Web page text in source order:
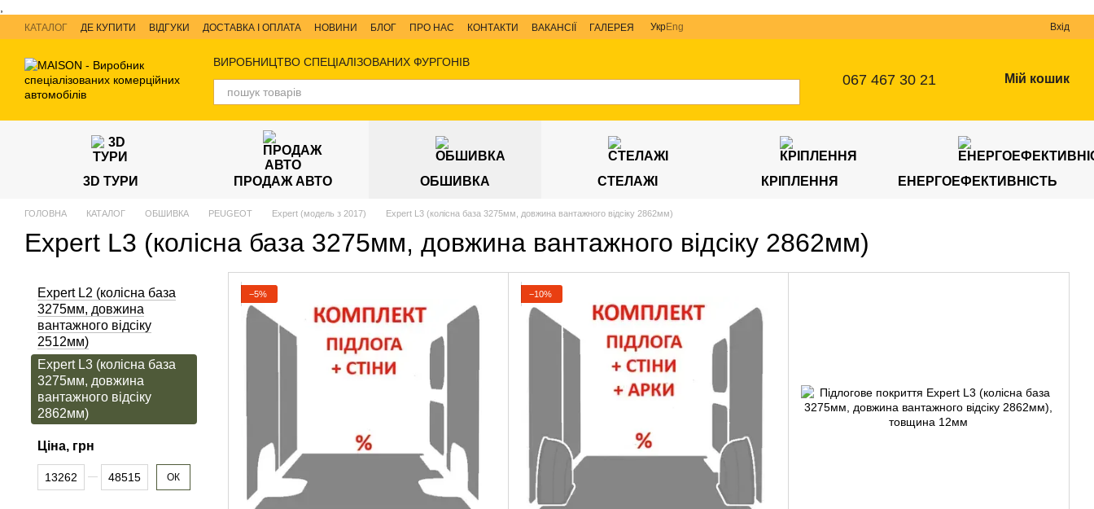
Перейти до основного контенту
КАТАЛОГ ДЕ КУПИТИ ВІДГУКИ ДОСТАВКА І ОПЛАТА НОВИНИ БЛОГ ПРО НАС КОНТАКТИ ВАКАНСІЇ ГАЛЕРЕЯ УкрEng Вхід
ВИРОБНИЦТВО СПЕЦІАЛІЗОВАНИХ ФУРГОНІВ
067 467 30 21 Мій кошик
3D ТУРИ ПРОДАЖ АВТО ОБШИВКА СТЕЛАЖІ КРІПЛЕННЯ ЕНЕРГОЕФЕКТИВНІСТЬ
ГОЛОВНА КАТАЛОГ ОБШИВКА PEUGEOT Expert (модель з 2017) Expert L3 (колісна база 3275мм, довжина вантажного відсіку 2862мм)
Expert L3 (колісна база 3275мм, довжина вантажного відсіку 2862мм)
−5% −10%
Expert L2 (колісна база
3275мм, довжина
вантажного відсіку
2512мм)
Expert L3 (колісна база
3275мм, довжина
вантажного відсіку
2862мм)
Ціна, грн
Від Ціна, грн
До Ціна, грн ОК